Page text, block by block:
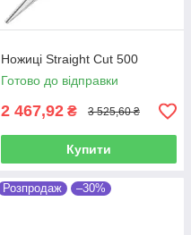
Ножиці Straight Cut 500
Готово до відправки
2 467,92 ₴ 3 525,60 ₴
Купити
Розпродаж –30%